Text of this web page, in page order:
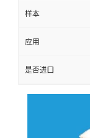
样本
应用
是否进口